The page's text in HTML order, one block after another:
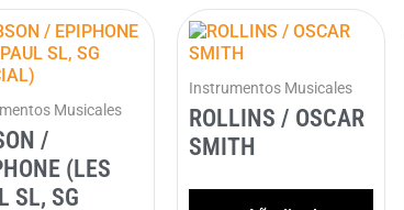
Musicales
/
(LES
SL, SG
Instrumentos Musicales
ROLLINS / OSCAR
SMITH